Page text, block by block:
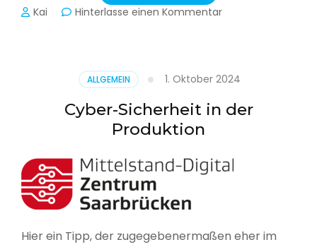
Kai Hinterlasse einen Kommentarzu
seinen
Lagebericht
zur
in
Deutschland
ALLGEMEIN 1. Oktober 2024
Cyber-Sicherheit in der
Produktion
Hier ein Tipp, der zugegebenermaßen eher im